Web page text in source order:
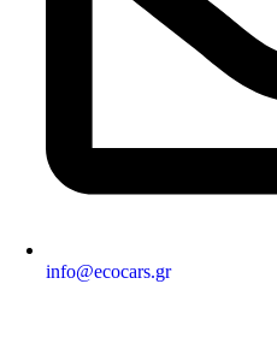
info@ecocars.gr